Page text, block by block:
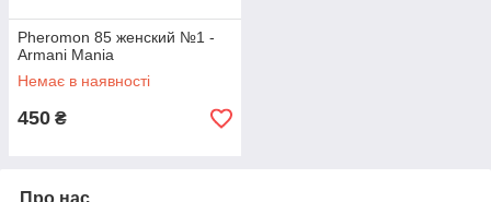
Pheromon 85 женский №1 -
Armani Mania
Немає в наявності
450 ₴
Про нас